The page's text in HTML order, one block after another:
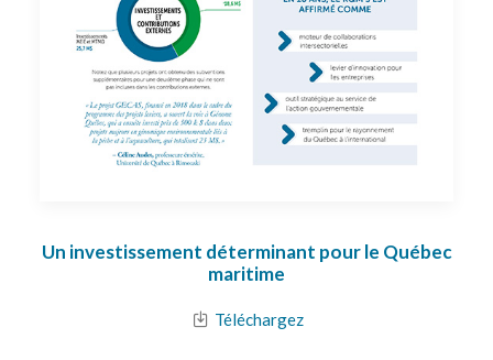
Un investissement déterminant pour le Québec
maritime
Téléchargez